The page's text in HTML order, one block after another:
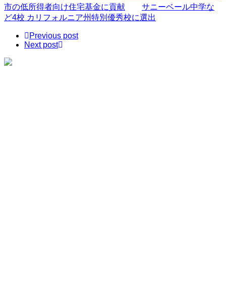
市の低所得者向け住宅基金に貢献
サニーベール中学な
ど4校 カリフォルニア州特別優秀校に選出
Previous post
Next post